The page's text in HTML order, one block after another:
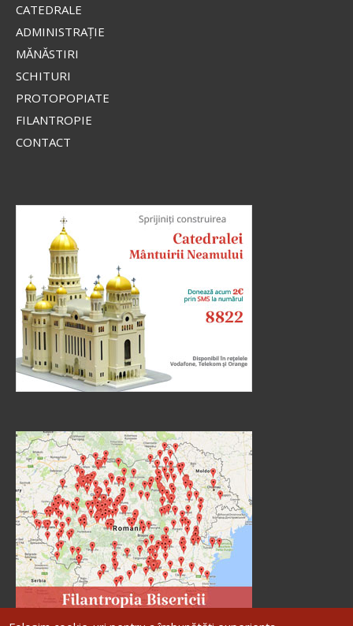
Fraților, lauda noastră aceasta este: mărturia
conștiinței noastre că am umblat în lume, și mai
cei ce zic că nu este înviere, și L-au întrebat, zicând:
Învățătorule, Moise a zis: «Dacă cineva moare
neavând copii, fratele...
doxologia.ro
Preia articolele Doxologia în site-ul tău!
CATEDRALE
ADMINISTRAŢIE
MĂNĂSTIRI
SCHITURI
PROTOPOPIATE
FILANTROPIE
CONTACT